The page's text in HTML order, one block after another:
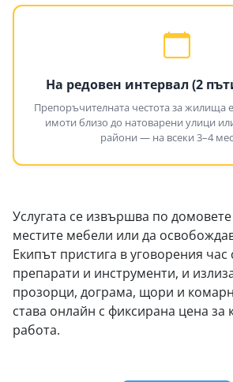
На редовен интервал (2
Препоръчителната честота за жилища
имоти близо до натоварени улици
райони — на всеки 3–4
Услугата се извършва по
местите мебели или да
Екипът пристига в уговорения час
препарати и инструменти, и
прозорци, дограма, щори и
става онлайн с фиксирана цена за
работа.